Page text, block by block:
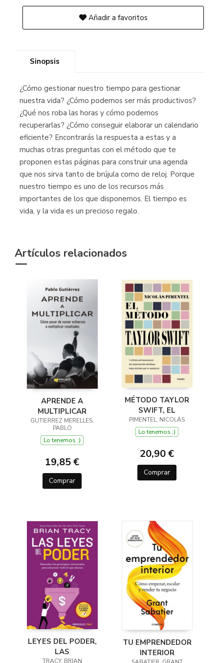
Añadir a favoritos
Sinopsis
¿Cómo gestionar nuestro tiempo para gestionar
nuestra vida? ¿Cómo podemos ser más productivos?
¿Qué nos roba las horas y cómo podemos
recuperarlas? ¿Cómo conseguir elaborar un calendario
eficiente? Encontrarás la respuesta a estas y a
muchas otras preguntas con el método que te
proponen estas páginas para construir una agenda
que nos sirva tanto de brújula como de reloj. Porque
nuestro tiempo es uno de los recursos más
importantes de los que disponemos. El tiempo es
vida, y la vida es un precioso regalo.
Artículos relacionados
APRENDE A
MULTIPLICAR
GUTIERREZ MERELLES,
PABLO
Lo tenemos ;)
19,85 €
Comprar
MÉTODO TAYLOR
SWIFT, EL
PIMENTEL, NICOLÁS
Lo tenemos ;)
20,90 €
Comprar
LEYES DEL PODER,
LAS
TRACY, BRIAN
TU EMPRENDEDOR
INTERIOR